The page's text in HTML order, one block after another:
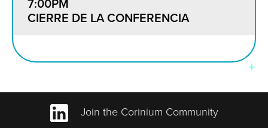
7:00PM
CIERRE DE LA CONFERENCIA
Join the Corinium Community